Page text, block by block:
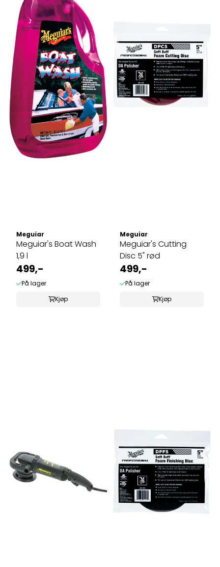
Meguiar
Meguiar's Boat Wash
1,9 l
499,-
På lager
Kjøp
Meguiar
Meguiar's Cutting
Disc 5" rød
499,-
På lager
Kjøp